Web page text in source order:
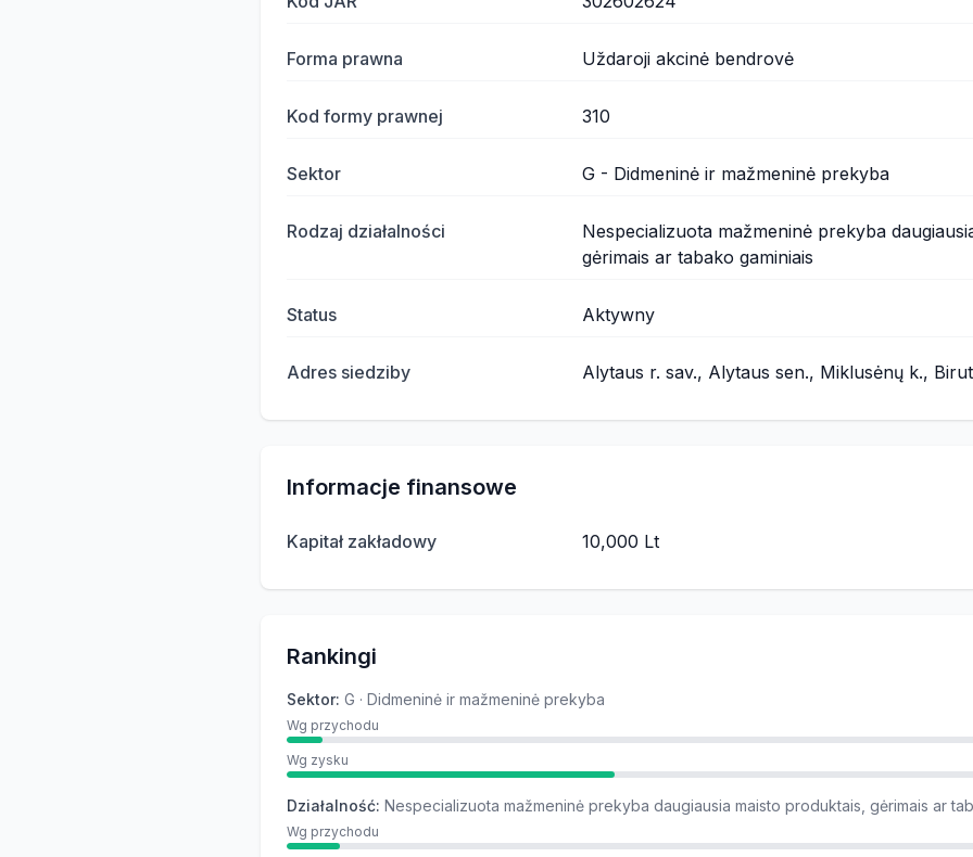
Forma prawna Uždaroji akcinė bendrovė
Kod formy prawnej 310
Sektor G - Didmeninė ir mažmeninė prekyba
Rodzaj działalności
Nespecializuota mažmeninė prekyba
gėrimais ar tabako gaminiais
Status Aktywny
Adres siedziby Alytaus r. sav., Alytaus sen., Miklusėnų k.,
Informacje finansowe
Kapitał zakładowy 10,000 Lt
Rankingi
Sektor: G · Didmeninė ir mažmeninė prekyba
Wg przychodu
Wg zysku
Działalność: Nespecializuota mažmeninė prekyba daugiausia maisto produktais, gėrimais ar
Wg przychodu